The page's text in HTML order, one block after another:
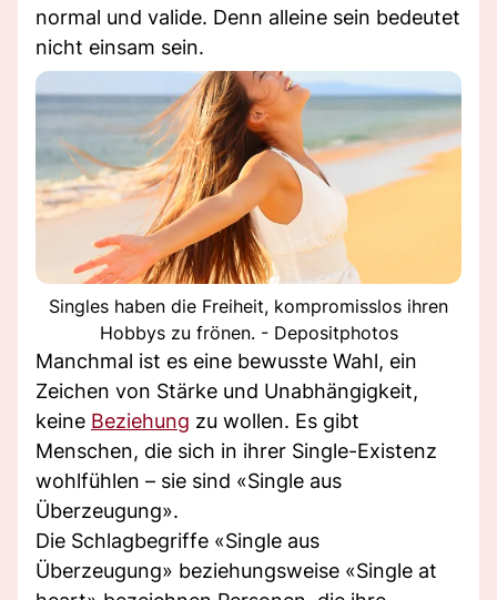
normal und valide. Denn alleine sein bedeutet
nicht einsam sein.
Singles haben die Freiheit, kompromisslos ihren
Hobbys zu frönen. - Depositphotos
Manchmal ist es eine bewusste Wahl, ein
Zeichen von Stärke und Unabhängigkeit,
keine Beziehung zu wollen. Es gibt
Menschen, die sich in ihrer Single-Existenz
wohlfühlen – sie sind «Single aus
Überzeugung».
Die Schlagbegriffe «Single aus
Überzeugung» beziehungsweise «Single at